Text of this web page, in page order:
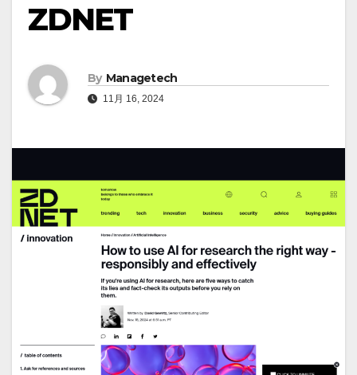
ZDNET
By Managetech
11月 16, 2024